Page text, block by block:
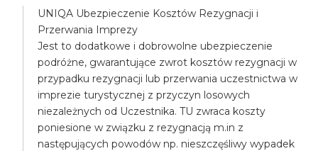
UNIQA Ubezpieczenie Kosztów Rezygnacji i
Przerwania Imprezy
Jest to dodatkowe i dobrowolne ubezpieczenie
podróżne, gwarantujące zwrot kosztów rezygnacji w
przypadku rezygnacji lub przerwania uczestnictwa w
imprezie turystycznej z przyczyn losowych
niezależnych od Uczestnika. TU zwraca koszty
poniesione w związku z rezygnacją m.in z
następujących powodów np. nieszczęśliwy wypadek